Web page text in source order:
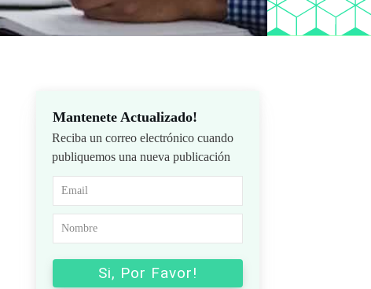
Mantenete Actualizado!
Reciba un correo electrónico cuando
publiquemos una nueva publicación
Si, Por Favor!